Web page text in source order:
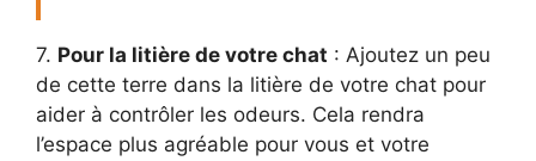
7. Pour la litière de votre chat : Ajoutez un peu
de cette terre dans la litière de votre chat pour
aider à contrôler les odeurs. Cela rendra
l’espace plus agréable pour vous et votre